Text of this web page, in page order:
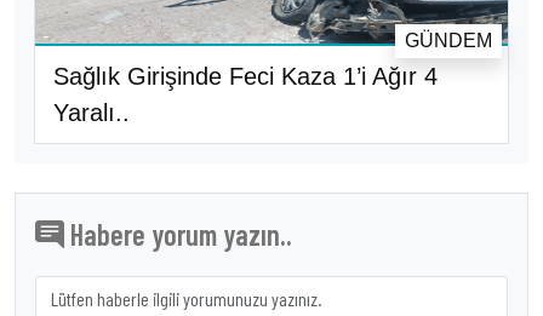
Sağlık Girişinde Feci Kaza 1’i Ağır 4
Yaralı..
GÜNDEM
Habere yorum yazın..